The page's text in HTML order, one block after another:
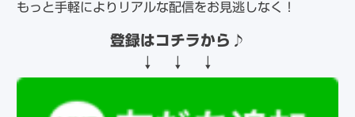
もっと手軽によりリアルな配信をお見逃しなく！
登録はコチラから ♪
↓ ↓ ↓